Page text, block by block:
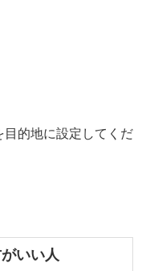
的地に設定してくだ
いい人